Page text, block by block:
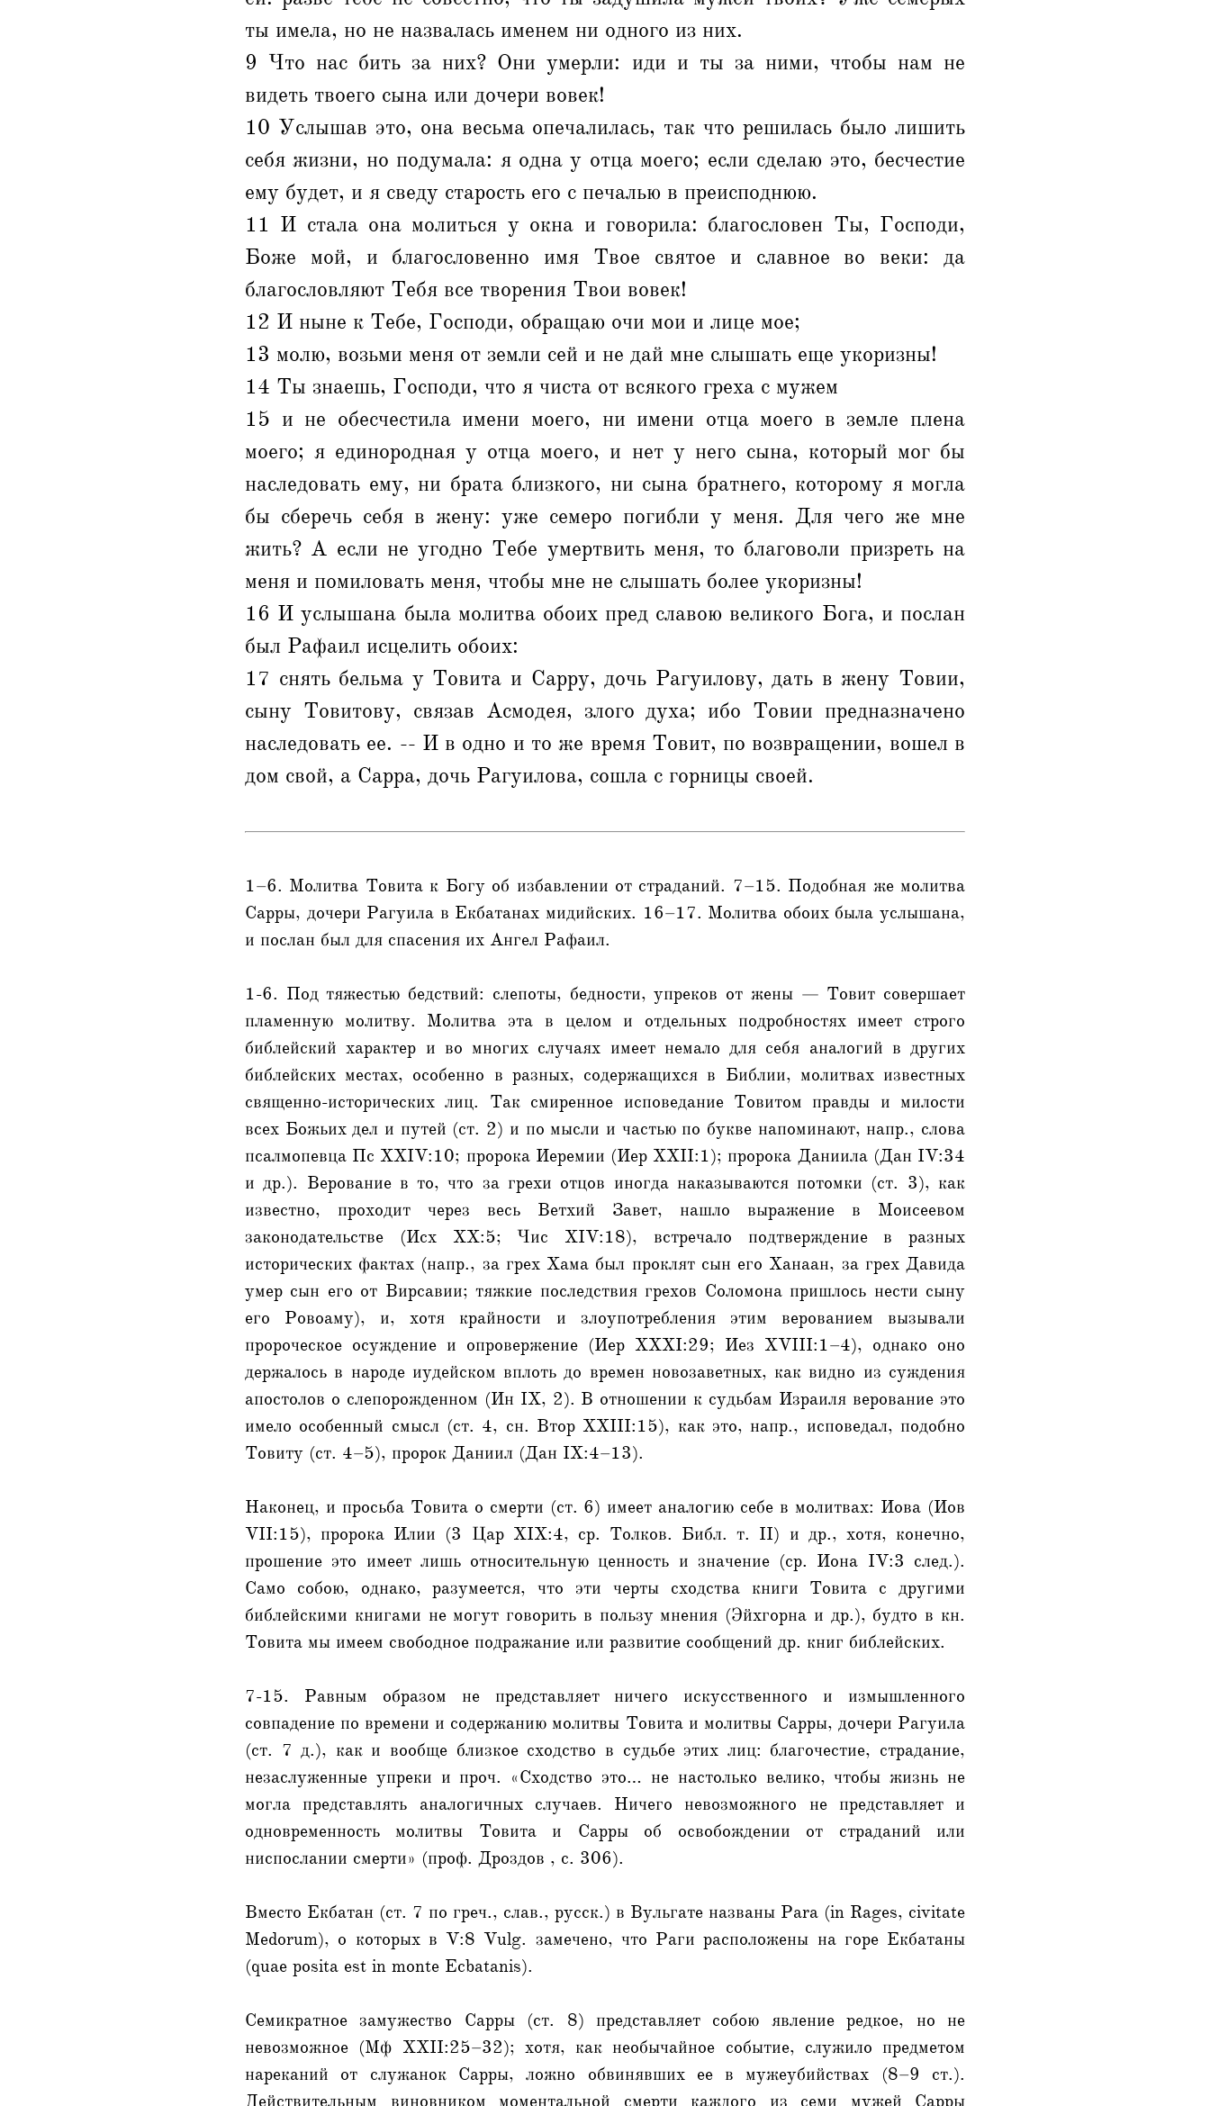
ты имела, но не назвалась именем ни одного из них.
9 Что нас бить за них? Они умерли: иди и ты за ними, чтобы нам не
видеть твоего сына или дочери вовек!
10 Услышав это, она весьма опечалилась, так что решилась было лишить
себя жизни, но подумала: я одна у отца моего; если сделаю это, бесчестие
ему будет, и я сведу старость его с печалью в преисподнюю.
11 И стала она молиться у окна и говорила: благословен Ты, Господи,
Боже мой, и благословенно имя Твое святое и славное во веки: да
благословляют Тебя все творения Твои вовек!
12 И ныне к Тебе, Господи, обращаю очи мои и лице мое;
13 молю, возьми меня от земли сей и не дай мне слышать еще укоризны!
14 Ты знаешь, Господи, что я чиста от всякого греха с мужем
15 и не обесчестила имени моего, ни имени отца моего в земле плена
моего; я единородная у отца моего, и нет у него сына, который мог бы
наследовать ему, ни брата близкого, ни сына братнего, которому я могла
бы сберечь себя в жену: уже семеро погибли у меня. Для чего же мне
жить? А если не угодно Тебе умертвить меня, то благоволи призреть на
меня и помиловать меня, чтобы мне не слышать более укоризны!
16 И услышана была молитва обоих пред славою великого Бога, и послан
был Рафаил исцелить обоих:
17 снять бельма у Товита и Сарру, дочь Рагуилову, дать в жену Товии,
сыну Товитову, связав Асмодея, злого духа; ибо Товии предназначено
наследовать ее. -- И в одно и то же время Товит, по возвращении, вошел в
дом свой, а Сарра, дочь Рагуилова, сошла с горницы своей.
1–6. Молитва Товита к Богу об избавлении от страданий. 7–15. Подобная же молитва
Сарры, дочери Рагуила в Екбатанах мидийских. 16–17. Молитва обоих была услышана,
и послан был для спасения их Ангел Рафаил.
1-6. Под тяжестью бедствий: слепоты, бедности, упреков от жены — Товит совершает
пламенную молитву. Молитва эта в целом и отдельных подробностях имеет строго
библейский характер и во многих случаях имеет немало для себя аналогий в других
библейских местах, особенно в разных, содержащихся в Библии, молитвах известных
священно-исторических лиц. Так смиренное исповедание Товитом правды и милости
всех Божьих дел и путей (ст. 2) и по мысли и частью по букве напоминают, напр., слова
псалмопевца Пс XXIV:10; пророка Иеремии (Иер XXII:1); пророка Даниила (Дан IV:34
и др.). Верование в то, что за грехи отцов иногда наказываются потомки (ст. 3), как
известно, проходит через весь Ветхий Завет, нашло выражение в Моисеевом
законодательстве (Исх XX:5; Чис ХIV:18), встречало подтверждение в разных
исторических фактах (напр., за грех Хама был проклят сын его Ханаан, за грех Давида
умер сын его от Вирсавии; тяжкие последствия грехов Соломона пришлось нести сыну
его Ровоаму), и, хотя крайности и злоупотребления этим верованием вызывали
пророческое осуждение и опровержение (Иер ХХXI:29; Иез XVIII:1–4), однако оно
держалось в народе иудейском вплоть до времен новозаветных, как видно из суждения
апостолов о слепорожденном (Ин IХ, 2). В отношении к судьбам Израиля верование это
имело особенный смысл (ст. 4, сн. Втор XXIII:15), как это, напр., исповедал, подобно
Товиту (ст. 4–5), пророк Даниил (Дан IX:4–13).
Наконец, и просьба Товита о смерти (ст. 6) имеет аналогию себе в молитвах: Иова (Иов
VII:15), пророка Илии (3 Цар XIX:4, ср. Толков. Библ. т. II) и др., хотя, конечно,
прошение это имеет лишь относительную ценность и значение (ср. Иона IV:3 след.).
Само собою, однако, разумеется, что эти черты сходства книги Товита с другими
библейскими книгами не могут говорить в пользу мнения (Эйхгорна и др.), будто в кн.
Товита мы имеем свободное подражание или развитие сообщений др. книг библейских.
7-15. Равным образом не представляет ничего искусственного и измышленного
совпадение по времени и содержанию молитвы Товита и молитвы Сарры, дочери Рагуила
(ст. 7 д.), как и вообще близкое сходство в судьбе этих лиц: благочестие, страдание,
незаслуженные упреки и проч. «Сходство это… не настолько велико, чтобы жизнь не
могла представлять аналогичных случаев. Ничего невозможного не представляет и
одновременность молитвы Товита и Сарры об освобождении от страданий или
ниспослании смерти» (проф. Дроздов , с. 306).
Вместо Екбатан (ст. 7 по греч., слав., русск.) в Вульгате названы Para (in Rages, civitate
Medorum), о которых в V:8 Vulg. замечено, что Раги расположены на горе Екбатаны
(quae posita est in monte Ecbatanis).
Семикратное замужество Сарры (ст. 8) представляет собою явление редкое, но не
невозможное (Мф XXII:25–32); хотя, как необычайное событие, служило предметом
нареканий от служанок Сарры, ложно обвинявших ее в мужеубийствах (8–9 ст.).
Действительным виновником моментальной смерти каждого из семи мужей Сарры